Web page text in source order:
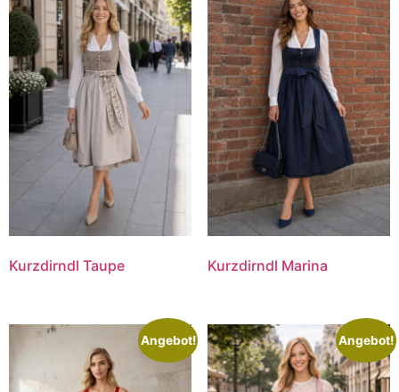
Kurzdirndl Taupe Kurzdirndl Marina
Angebot! Angebot!